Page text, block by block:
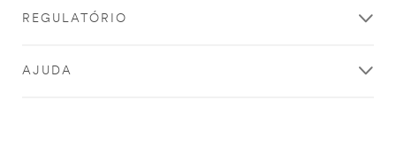
REGULATÓRIO
AJUDA